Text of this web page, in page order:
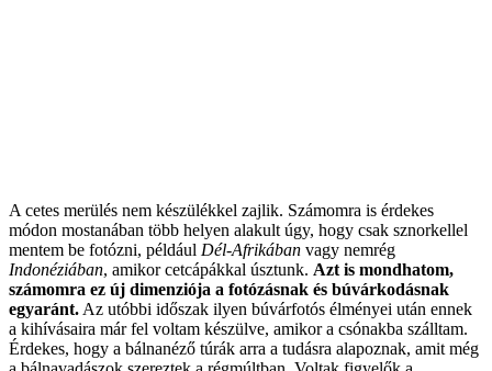
A cetes merülés nem készülékkel zajlik. Számomra is érdekes
módon mostanában több helyen alakult úgy, hogy csak sznorkellel
mentem be fotózni, például Dél-Afrikában vagy nemrég
Indonéziában, amikor cetcápákkal úsztunk. Azt is mondhatom,
számomra ez új dimenziója a fotózásnak és búvárkodásnak
egyaránt. Az utóbbi időszak ilyen búvárfotós élményei után ennek
a kihívásaira már fel voltam készülve, amikor a csónakba szálltam.
Érdekes, hogy a bálnanéző túrák arra a tudásra alapoznak, amit még